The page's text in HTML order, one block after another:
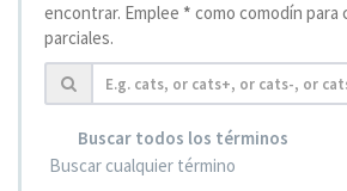
encontrar. Emplee * como comodín para
parciales.
Buscar todos los términos
Buscar cualquier término